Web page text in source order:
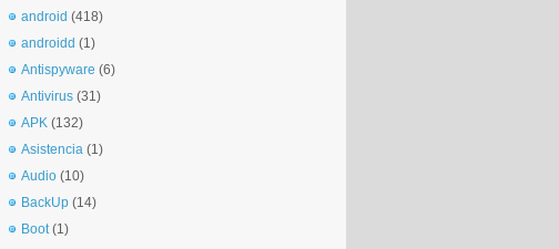
android (418)
androidd (1)
Antispyware (6)
Antivirus (31)
APK (132)
Asistencia (1)
Audio (10)
BackUp (14)
Boot (1)